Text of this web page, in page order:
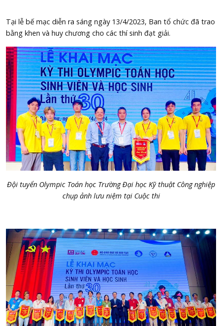
Tại lễ bế mạc diễn ra sáng ngày 13/4/2023, Ban tổ chức đã trao
bằng khen và huy chương cho các thí sinh đạt giải.
Đội tuyển Olympic Toán học TrườngĐại học Kỹthuật Công nghiệp
chụp ảnh lưu niệm tại Cuộc thi